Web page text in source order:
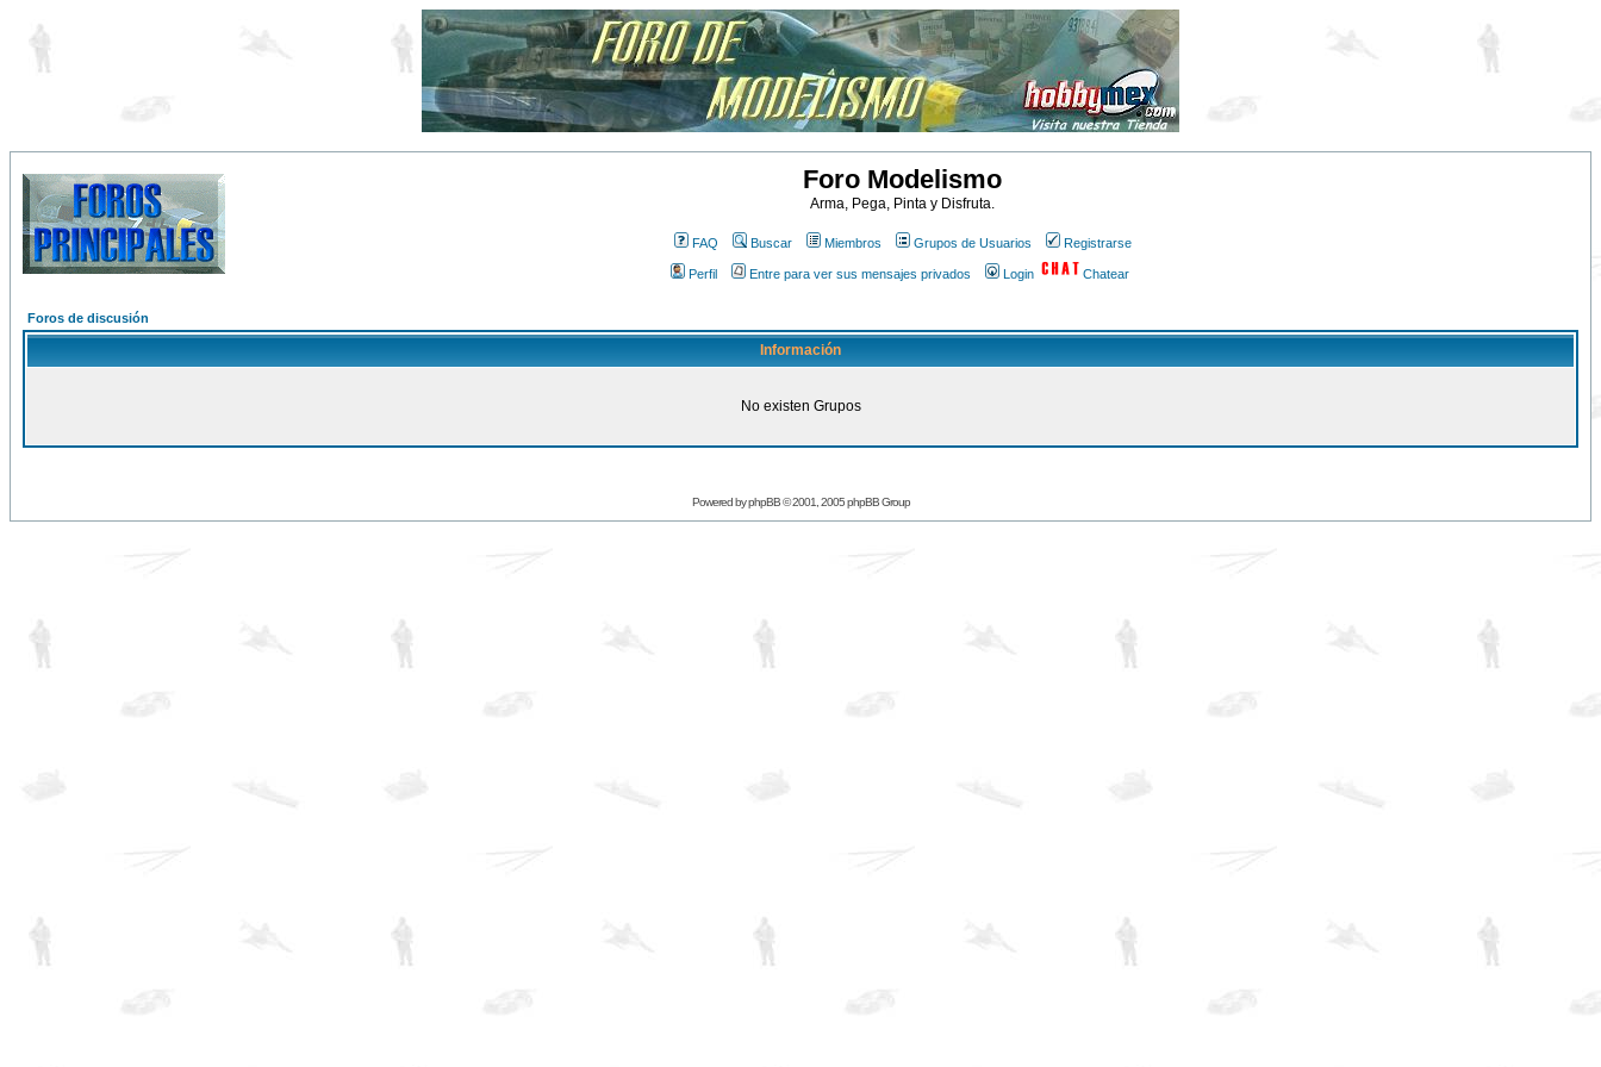
Foro Modelismo
Arma, Pega, Pinta y Disfruta.
FAQ Buscar Miembros Grupos de Usuarios Registrarse
Perfil Entre para ver sus mensajes privados Login Chatear
Foros de discusión
Información
No existen Grupos
Powered byphpBB© 2001, 2005 phpBB Group